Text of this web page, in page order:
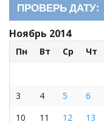
ПРОВЕРЬ ДАТУ:
Ноябрь 2014
Пн Вт Ср Чт
3
4 5 6
10
11 12 13